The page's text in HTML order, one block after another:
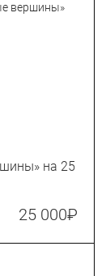
на 25
25 000₽